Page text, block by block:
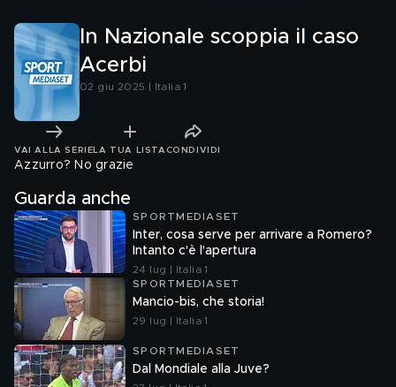
In Nazionale scoppia il caso
Acerbi
02 giu 2025 | Italia 1
VAI ALLA SERIE LA TUA LISTA CONDIVIDI
Azzurro? No grazie
Guarda anche
SPORTMEDIASET
Inter, cosa serve per arrivare a Romero?
Intanto c'è l'apertura
24 lug | Italia 1
SPORTMEDIASET
Mancio-bis, che storia!
29 lug | Italia 1
SPORTMEDIASET
Dal Mondiale alla Juve?